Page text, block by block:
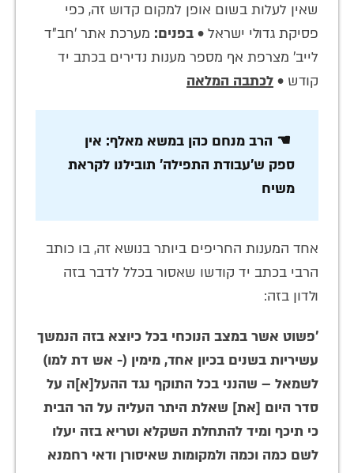
שאין לעלות בשום אופן למקום קדוש זה, כפי
פסיקת גדולי ישראל • בפנים: מערכת אתר 'חב"ד
לייב' מצרפת אף מספר מענות נדירים בכתב יד
קודש • לכתבה המלאה
☚ הרב מנחם כהן במשא מאלף: אין
ספק ש'עבודת התפילה' תובילנו לקראת
משיח
אחד המענות החריפים ביותר בנושא זה, בו כותב
הרבי בכתב יד קודשו שאסור בכלל לדבר בזה
ולדון בזה:
'פשוט אשר במצב הנוכחי בכל כיוצא בזה הנמשך
עשיריות בשנים בכיון אחד, מימין (- אש דת למו)
לשמאל – שהנני בכל התוקף נגד ההעל[א]ה על
סדר היום [את] שאלת היתר העליה על הר הבית
כי תיכף ומיד להתחלת השקלא וטריא בזה יעלו
לשם כמה וכמה ולמקומות שאיסורן ודאי רחמנא